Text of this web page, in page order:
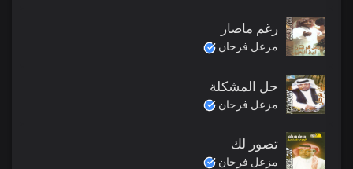
رغم ماصار
مزعل فرحان
حل المشكلة
مزعل فرحان
تصور لك
مزعل فرحان